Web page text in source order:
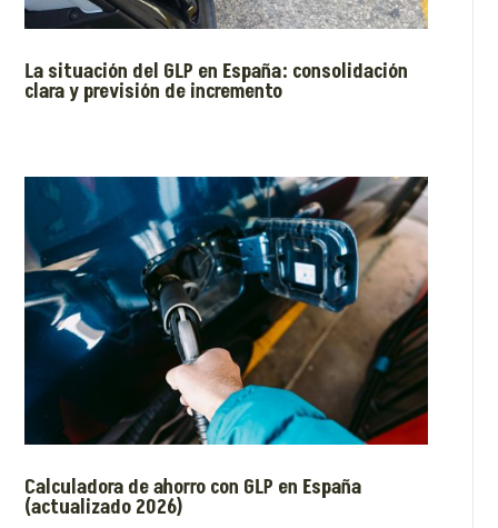
La situación del GLP en España: consolidación
clara y previsión de incremento
Calculadora de ahorro con GLP en España
(actualizado 2026)